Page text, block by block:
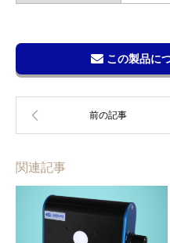
この製品に
関連記事